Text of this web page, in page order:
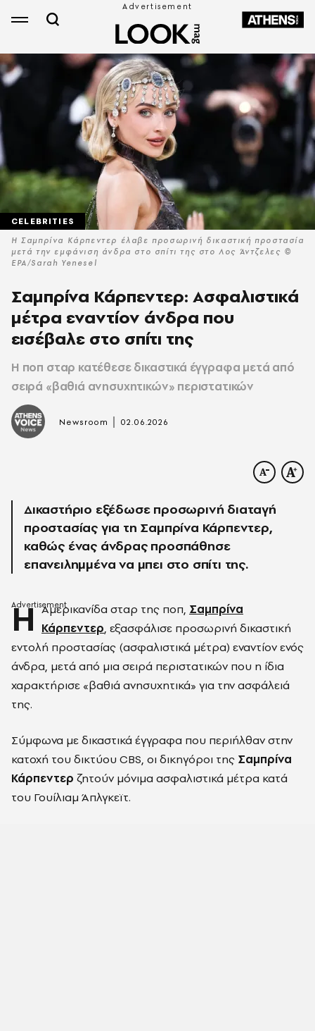
Η Σαμπρίνα Κάρπεντερ έλαβε προσωρινή δικαστική προστασία
μετά την εμφάνιση άνδρα στο σπίτι της στο Λος Άντζελες ©
EPA/Sarah Yenesel
CELEBRITIES
Σαμπρίνα Κάρπεντερ: Ασφαλιστικά
μέτρα εναντίον άνδρα που
εισέβαλε στο σπίτι της
Η ποπ σταρ κατέθεσε δικαστικά έγγραφα μετά από
σειρά «βαθιά ανησυχητικών» περιστατικών
Newsroom 02.06.2026
Δικαστήριο εξέδωσε προσωρινή διαταγή
προστασίας για τη Σαμπρίνα Κάρπεντερ,
καθώς ένας άνδρας προσπάθησε
επανειλημμένα να μπει στο σπίτι της.
Η Αμερικανίδα σταρ της ποπ, Σαμπρίνα
Κάρπεντερ, εξασφάλισε προσωρινή δικαστική
εντολή προστασίας (ασφαλιστικά μέτρα) εναντίον ενός
άνδρα, μετά από μια σειρά περιστατικών που η ίδια
χαρακτήρισε «βαθιά ανησυχητικά» για την ασφάλειά
της.
Σύμφωνα με δικαστικά έγγραφα που περιήλθαν στην
κατοχή του δικτύου CBS, οι δικηγόροι της Σαμπρίνα
Κάρπεντερ ζητούν μόνιμα ασφαλιστικά μέτρα κατά
του Γουίλιαμ Άπλγκεϊτ.